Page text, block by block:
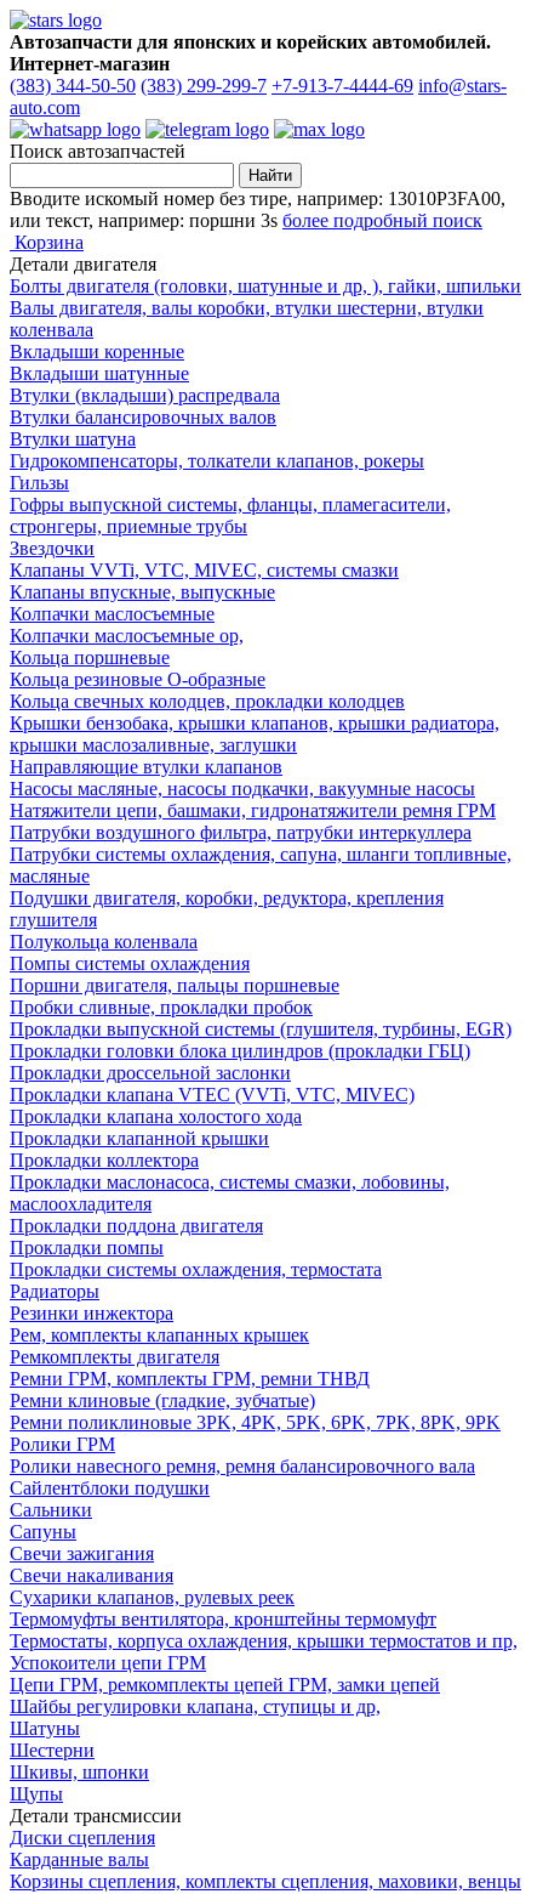
Автозапчасти для японских и корейских автомобилей.
Интернет-магазин
(383) 344-50-50 (383) 299-299-7 +7-913-7-4444-69 info@stars-
auto.com
Поиск автозапчастей
Вводите искомый номер без тире, например: 13010P3FA00,
или текст, например: поршни 3s более подробный поиск
Корзина
Детали двигателя
Болты двигателя (головки, шатунные и др, ), гайки, шпильки
Валы двигателя, валы коробки, втулки шестерни, втулки
коленвала
Вкладыши коренные
Вкладыши шатунные
Втулки (вкладыши) распредвала
Втулки балансировочных валов
Втулки шатуна
Гидрокомпенсаторы, толкатели клапанов, рокеры
Гильзы
Гофры выпускной системы, фланцы, пламегасители,
стронгеры, приемные трубы
Звездочки
Клапаны VVTi, VTC, MIVEC, системы смазки
Клапаны впускные, выпускные
Колпачки маслосъемные
Колпачки маслосъемные ор,
Кольца поршневые
Кольца резиновые О-образные
Кольца свечных колодцев, прокладки колодцев
Крышки бензобака, крышки клапанов, крышки радиатора,
крышки маслозаливные, заглушки
Направляющие втулки клапанов
Насосы масляные, насосы подкачки, вакуумные насосы
Натяжители цепи, башмаки, гидронатяжители ремня ГРМ
Патрубки воздушного фильтра, патрубки интеркуллера
Патрубки системы охлаждения, сапуна, шланги топливные,
масляные
Подушки двигателя, коробки, редуктора, крепления
глушителя
Полукольца коленвала
Помпы системы охлаждения
Поршни двигателя, пальцы поршневые
Пробки сливные, прокладки пробок
Прокладки выпускной системы (глушителя, турбины, EGR)
Прокладки головки блока цилиндров (прокладки ГБЦ)
Прокладки дроссельной заслонки
Прокладки клапана VTEC (VVTi, VTC, MIVEC)
Прокладки клапана холостого хода
Прокладки клапанной крышки
Прокладки коллектора
Прокладки маслонасоса, системы смазки, лобовины,
маслоохладителя
Прокладки поддона двигателя
Прокладки помпы
Прокладки системы охлаждения, термостата
Радиаторы
Резинки инжектора
Рем, комплекты клапанных крышек
Ремкомплекты двигателя
Ремни ГРМ, комплекты ГРМ, ремни ТНВД
Ремни клиновые (гладкие, зубчатые)
Ремни поликлиновые 3PK, 4PK, 5PK, 6PK, 7PK, 8PK, 9PK
Ролики ГРМ
Ролики навесного ремня, ремня балансировочного вала
Сайлентблоки подушки
Сальники
Сапуны
Свечи зажигания
Свечи накаливания
Сухарики клапанов, рулевых реек
Термомуфты вентилятора, кронштейны термомуфт
Термостаты, корпуса охлаждения, крышки термостатов и пр,
Успокоители цепи ГРМ
Цепи ГРМ, ремкомплекты цепей ГРМ, замки цепей
Шайбы регулировки клапана, ступицы и др,
Шатуны
Шестерни
Шкивы, шпонки
Щупы
Детали трансмиссии
Диски сцепления
Карданные валы
Корзины сцепления, комплекты сцепления, маховики, венцы